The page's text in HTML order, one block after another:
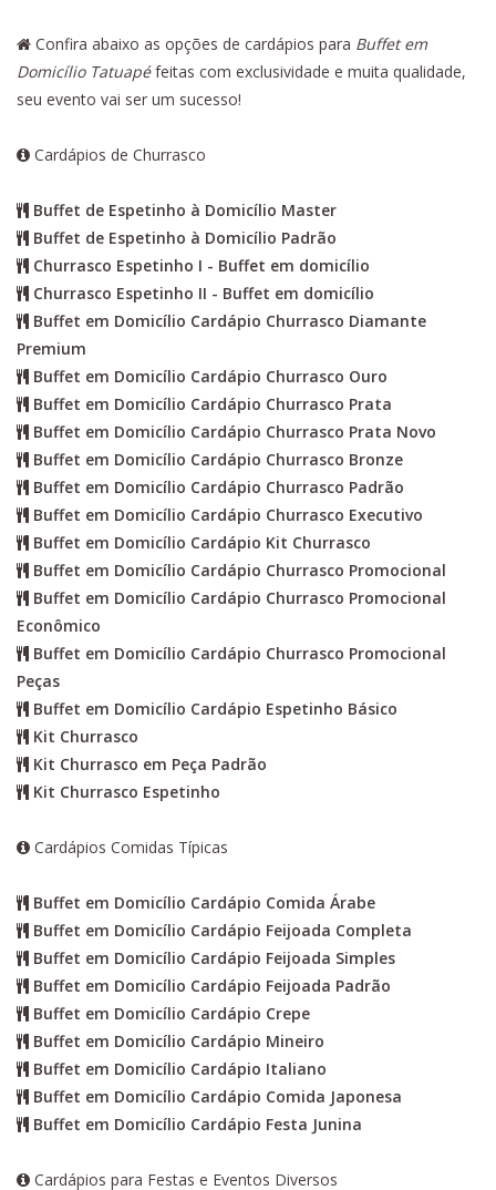
Confira abaixo as opções de cardápios para Buffet em
Domicílio Tatuapéfeitas com exclusividade e muita qualidade,
seu evento vai ser um sucesso!
Cardápios de Churrasco
Buffet de Espetinho à Domicílio Master
Buffet de Espetinho à Domicílio Padrão
Churrasco Espetinho I - Buffet em domicílio
Churrasco Espetinho II - Buffet em domicílio
Buffet em Domicílio Cardápio Churrasco Diamante
Premium
Buffet em Domicílio Cardápio Churrasco Ouro
Buffet em Domicílio Cardápio Churrasco Prata
Buffet em Domicílio Cardápio Churrasco Prata Novo
Buffet em Domicílio Cardápio Churrasco Bronze
Buffet em Domicílio Cardápio Churrasco Padrão
Buffet em Domicílio Cardápio Churrasco Executivo
Buffet em Domicílio Cardápio Kit Churrasco
Buffet em Domicílio Cardápio Churrasco Promocional
Buffet em Domicílio Cardápio Churrasco Promocional
Econômico
Buffet em Domicílio Cardápio Churrasco Promocional
Peças
Buffet em Domicílio Cardápio Espetinho Básico
Kit Churrasco
Kit Churrasco em Peça Padrão
Kit Churrasco Espetinho
Cardápios Comidas Típicas
Buffet em Domicílio Cardápio Comida Árabe
Buffet em Domicílio Cardápio Feijoada Completa
Buffet em Domicílio Cardápio Feijoada Simples
Buffet em Domicílio Cardápio Feijoada Padrão
Buffet em Domicílio Cardápio Crepe
Buffet em Domicílio Cardápio Mineiro
Buffet em Domicílio Cardápio Italiano
Buffet em Domicílio Cardápio Comida Japonesa
Buffet em Domicílio Cardápio Festa Junina
Cardápios para Festas e Eventos Diversos